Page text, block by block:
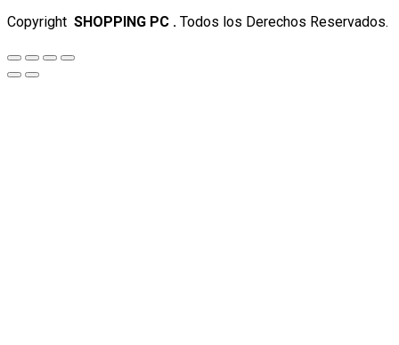
Copyright SHOPPING PC . Todos los Derechos Reservados.